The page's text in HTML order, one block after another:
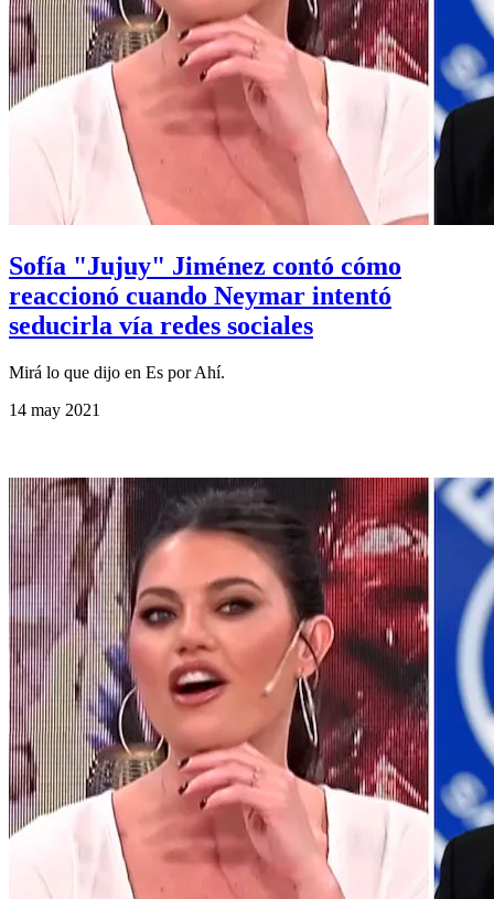
Sofía "Jujuy" Jiménez contó cómo
reaccionó cuando Neymar intentó
seducirla vía redes sociales
Mirá lo que dijo en Es por Ahí.
14 may 2021